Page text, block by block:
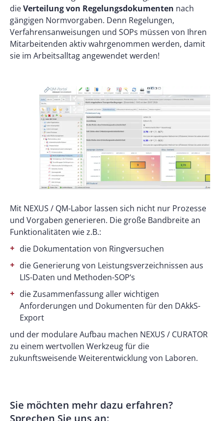
dieVerteilung von Regelungsdokumenten nach
gängigen Normvorgaben. Denn Regelungen,
Verfahrensanweisungen und SOPs müssen von Ihren
Mitarbeitenden aktiv wahrgenommen werden, damit
sie im Arbeitsalltag angewendet werden!
Mit NEXUS / QM-Labor lassen sich nicht nur Prozesse
und Vorgaben generieren. Die große Bandbreite an
Funktionalitäten wie z.B.:
die Dokumentation von Ringversuchen
die Generierung von Leistungsverzeichnissen aus
LIS-Daten und Methoden-SOP‘s
die Zusammenfassung aller wichtigen
Anforderungen und Dokumenten für den DAkkS-
Export
und der modulare Aufbau machen NEXUS / CURATOR
zu einem wertvollen Werkzeug für die
zukunftsweisende Weiterentwicklung von Laboren.
Sie möchten mehr dazu erfahren?
Sprechen Sie uns an: